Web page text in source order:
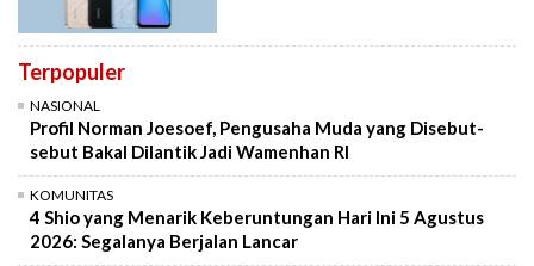
Terpopuler
NASIONAL
Profil Norman Joesoef, Pengusaha Muda yang Disebut-
sebut Bakal Dilantik Jadi Wamenhan RI
KOMUNITAS
4 Shio yang Menarik Keberuntungan Hari Ini 5 Agustus
2026: Segalanya Berjalan Lancar